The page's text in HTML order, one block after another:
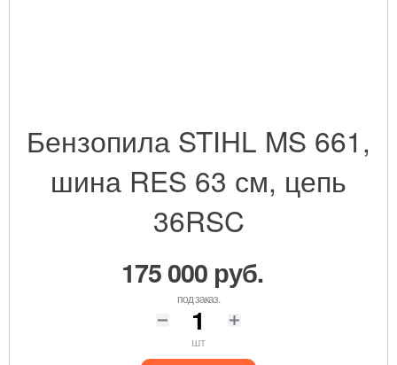
Бензопила STIHL MS 661,
шина RES 63 см, цепь
36RSC
175 000 руб.
под заказ.
шт